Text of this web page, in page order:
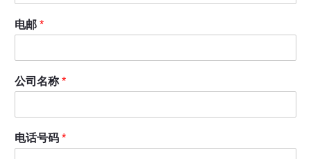
电邮 *
公司名称*
电话号码 *